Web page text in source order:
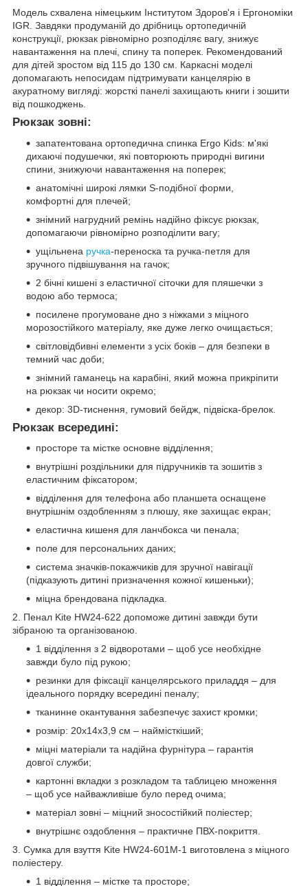
Модель схвалена німецьким Інститутом Здоров'я і Ергономіки
IGR. Завдяки продуманій до дрібниць ортопедичній
конструкції, рюкзак рівномірно розподіляє вагу, знижує
навантаження на плечі, спину та поперек. Рекомендований
для дітей зростом від 115 до 130 см. Каркасні моделі
допомагають непосидам підтримувати канцелярію в
акуратному вигляді: жорсткі панелі захищають книги і зошити
від пошкоджень.
Рюкзак зовні:
запатентована ортопедична спинка Ergo Kids: м'які
дихаючі подушечки, які повторюють природні вигини
спини, знижуючи навантаження на поперек;
анатомічні широкі лямки S-подібної форми,
комфортні для плечей;
знімний нагрудний ремінь надійно фіксує рюкзак,
допомагаючи рівномірно розподілити вагу;
ущільнена ручка-переноска та ручка-петля для
зручного підвішування на гачок;
2 бічні кишені з еластичної сіточки для пляшечки з
водою або термоса;
посилене прогумоване дно з ніжками з міцного
морозостійкого матеріалу, яке дуже легко очищається;
світловідбивні елементи з усіх боків – для безпеки в
темний час доби;
знімний гаманець на карабіні, який можна прикріпити
на рюкзак чи носити окремо;
декор: 3D-тиснення, гумовий бейдж, підвіска-брелок.
Рюкзак всередині:
просторе та містке основне відділення;
внутрішні роздільники для підручників та зошитів з
еластичним фіксатором;
відділення для телефона або планшета оснащене
внутрішнім оздобленням з плюшу, яке захищає екран;
еластична кишеня для ланчбокса чи пенала;
поле для персональних даних;
система значків-покажчиків для зручної навігації
(підказують дитині призначення кожної кишеньки);
міцна брендована підкладка.
2. Пенал Kite HW24-622 допоможе дитині завжди бути
зібраною та організованою.
1 відділення з 2 відворотами – щоб усе необхідне
завжди було під рукою;
резинки для фіксації канцелярського приладдя – для
ідеального порядку всередині пеналу;
тканинне окантування забезпечує захист кромки;
розмір: 20x14x3,9 см – наймісткіший;
міцні матеріали та надійна фурнітура – гарантія
довгої служби;
картонні вкладки з розкладом та таблицею множення
– щоб усе найважливіше було перед очима;
матеріал зовні – міцний зносостійкий поліестер;
внутрішнє оздоблення – практичне ПВХ-покриття.
3. Сумка для взуття Kite HW24-601M-1 виготовлена з міцного
поліестеру.
1 відділення – містке та просторе;